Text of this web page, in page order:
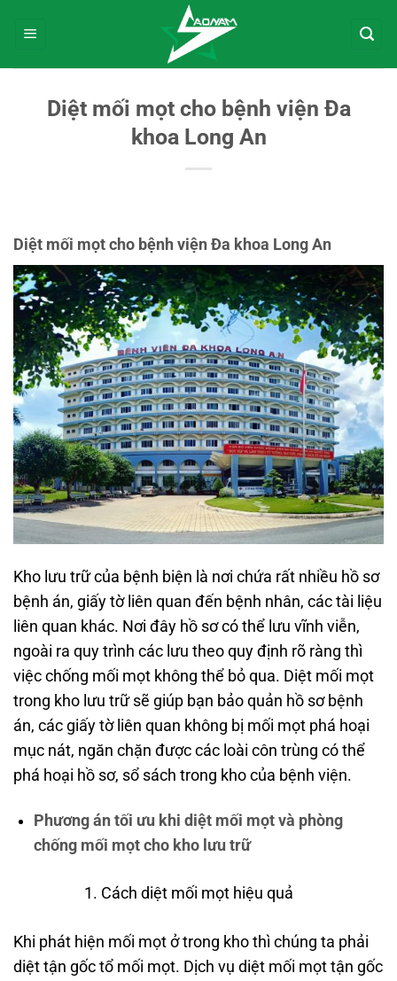
qua
Diệt mối mọt cho bệnh viện Đa
khoa Long An
Diệt mối mọt cho bệnh viện Đa khoa Long An
Kho lưu trữ của bệnh biện là nơi chứa rất nhiều hồ sơ
bệnh án, giấy tờ liên quan đến bệnh nhân, các tài liệu
liên quan khác. Nơi đây hồ sơ có thể lưu vĩnh viễn,
ngoài ra quy trình các lưu theo quy định rõ ràng thì
việc chống mối mọt không thể bỏ qua. Diệt mối mọt
trong kho lưu trữ sẽ giúp bạn bảo quản hồ sơ bệnh
án, các giấy tờ liên quan không bị mối mọt phá hoại
mục nát, ngăn chặn được các loài côn trùng có thể
phá hoại hồ sơ, sổ sách trong kho của bệnh viện.
Phương án tối ưu khi diệt mối mọt và phòng
chống mối mọt cho kho lưu trữ
Cách diệt mối mọt hiệu quả
Khi phát hiện mối mọt ở trong kho thì chúng ta phải
diệt tận gốc tổ mối mọt. Dịch vụ diệt mối mọt tận gốc